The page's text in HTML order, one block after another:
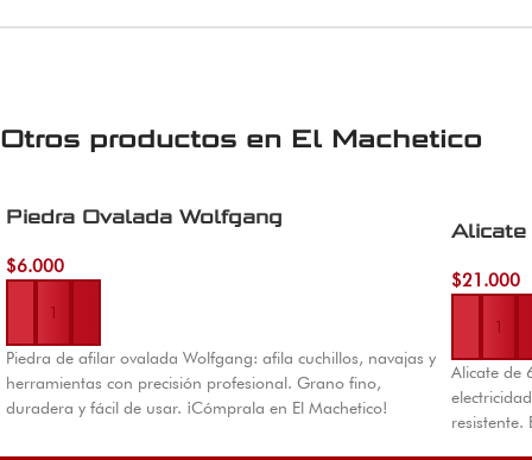
Otros productos en El Machetico
Piedra Ovalada Wolfgang
$6.000
Añadir al carrito
Piedra de afilar ovalada Wolfgang: afila cuchillos, navajas y
herramientas con precisión profesional. Grano fino,
duradera y fácil de usar. ¡Cómprala en El Machetico!
$21.000
Añadir al
Alicate de
resistente.